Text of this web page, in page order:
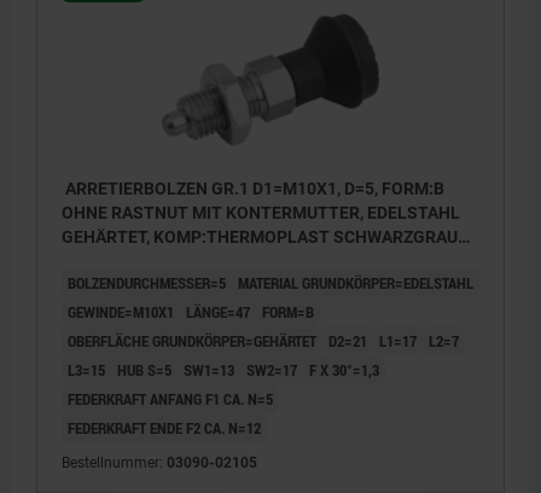
ARRETIERBOLZEN GR.1 D1=M10X1, D=5, FORM:B
OHNE RASTNUT MIT KONTERMUTTER, EDELSTAHL
GEHÄRTET, KOMP:THERMOPLAST SCHWARZGRAU
BOLZENDURCHMESSER=5
MATERIAL GRUNDKÖRPER=EDELSTAHL
GEWINDE=M10X1
LÄNGE=47
FORM=B
OBERFLÄCHE GRUNDKÖRPER=GEHÄRTET
D2=21 L1=17
L2=7
L3=15
HUB S=5 SW1=13 SW2=17
F X 30°=1,3
FEDERKRAFT ANFANG F1 CA. N=5
FEDERKRAFT ENDE F2 CA. N=12
Bestellnummer: 03090-02105